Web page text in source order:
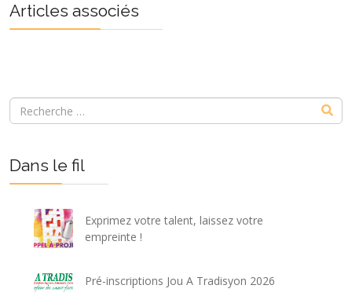
Articles associés
Dans le fil
Exprimez votre talent, laissez votre
empreinte !
Pré-inscriptions Jou A Tradisyon 2026